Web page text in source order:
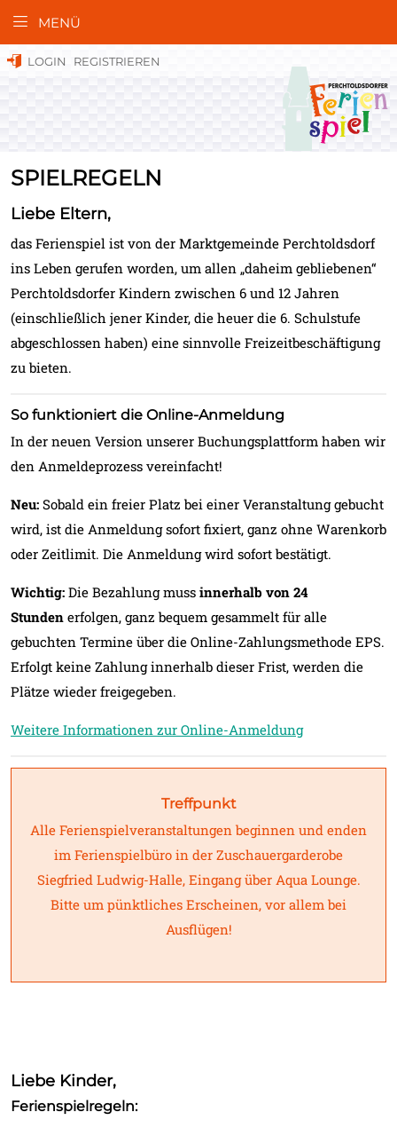
MENÜ
LOGIN REGISTRIEREN
SPIELREGELN
Liebe Eltern,
das Ferienspiel ist von der Marktgemeinde Perchtoldsdorf
ins Leben gerufen worden, um allen „daheim gebliebenen“
Perchtoldsdorfer Kindern zwischen 6 und 12 Jahren
(einschließlich jener Kinder, die heuer die 6. Schulstufe
abgeschlossen haben) eine sinnvolle Freizeitbeschäftigung
zu bieten.
So funktioniert die Online-Anmeldung
In der neuen Version unserer Buchungsplattform haben wir
den Anmeldeprozess vereinfacht!
Neu: Sobald ein freier Platz bei einer Veranstaltung gebucht
wird, ist die Anmeldung sofort fixiert, ganz ohne Warenkorb
oder Zeitlimit. Die Anmeldung wird sofort bestätigt.
Wichtig: Die Bezahlung muss innerhalb von 24
Stunden erfolgen, ganz bequem gesammelt für alle
gebuchten Termine über die Online-Zahlungsmethode EPS.
Erfolgt keine Zahlung innerhalb dieser Frist, werden die
Plätze wieder freigegeben.
Weitere Informationen zur Online-Anmeldung
Treffpunkt
Alle Ferienspielveranstaltungen beginnen und enden
im Ferienspielbüro in der Zuschauergarderobe
Siegfried Ludwig-Halle, Eingang über Aqua Lounge.
Bitte um pünktliches Erscheinen, vor allem bei
Ausflügen!
Liebe Kinder,
Ferienspielregeln: